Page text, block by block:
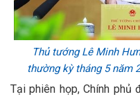
Thủ tướng Lê Minh
thường kỳ tháng 5 năm
Tại phiên họp, Chính phủ